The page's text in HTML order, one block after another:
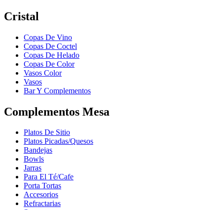
Cristal
Copas De Vino
Copas De Coctel
Copas De Helado
Copas De Color
Vasos Color
Vasos
Bar Y Complementos
Complementos Mesa
Platos De Sitio
Platos Picadas/Quesos
Bandejas
Bowls
Jarras
Para El Té/Cafe
Porta Tortas
Accesorios
Refractarias